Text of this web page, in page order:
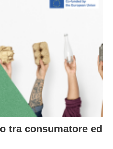
tra consumatore ed